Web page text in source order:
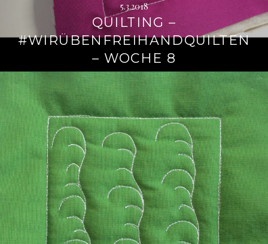
5.3.2018
QUILTING –
#WIRÜBENFREIHANDQUILTEN
– WOCHE 8